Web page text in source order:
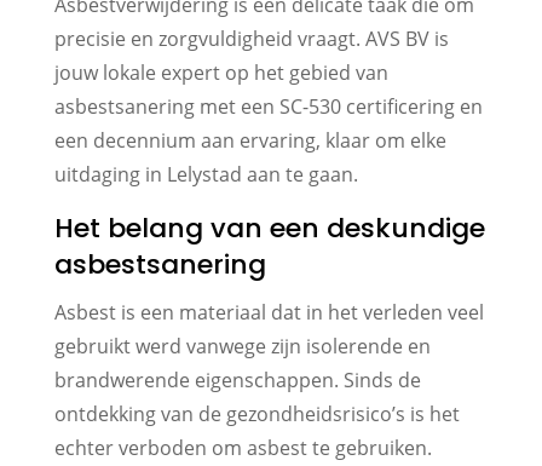
precisie en zorgvuldigheid vraagt. AVS BV is
jouw lokale expert op het gebied van
asbestsanering met een SC-530 certificering en
een decennium aan ervaring, klaar om elke
uitdaging in Lelystad aan te gaan.
Het belang van een deskundige
asbestsanering
Asbest is een materiaal dat in het verleden veel
gebruikt werd vanwege zijn isolerende en
brandwerende eigenschappen. Sinds de
ontdekking van de gezondheidsrisico’s is het
echter verboden om asbest te gebruiken.